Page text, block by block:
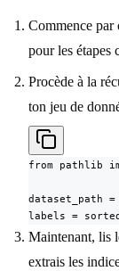
Commence par
pour les étapes
Procède à la
ton jeu de
from pathlib
dataset_path
labels =
Maintenant, lis
extrais les